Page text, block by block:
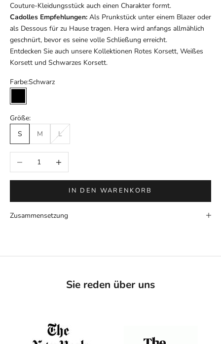
Couture-Kleidungsstück auch einen Charakter formt.
Cadolles Empfehlungen: Als Prunkstück unter einem Blazer oder
als Dessous für zu Hause tragen. Hera wird anfangs allmählich
geschnürt, bevor es seine volle Schließung erreicht.
Entdecken Sie auch unsere Kollektionen Rotes Korsett, Weißes
Korsett und Schwarzes Korsett.
Farbe:Schwarz
Schwarz
Größe:
S
M L
Anzahl verringernAnzahl erhöhen
IN DEN WARENKORB
Zusammensetzung
Sie reden über uns